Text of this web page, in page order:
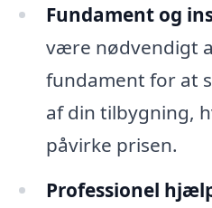
Fundament og
være nødvendigt
fundament for at
af din tilbygning,
påvirke prisen.
Professionel